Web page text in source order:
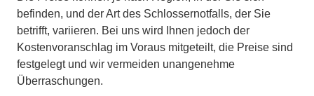
befinden, und der Art des Schlossernotfalls, der Sie
betrifft, variieren. Bei uns wird Ihnen jedoch der
Kostenvoranschlag im Voraus mitgeteilt, die Preise sind
festgelegt und wir vermeiden unangenehme
Überraschungen.